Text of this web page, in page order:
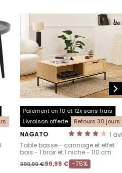
Paiement en 10 et 12x sans frais
Livraison offerte
Retours 30 jours
1
NAGATO
-
Table basse - cannage et effet
bois - 1 tiroir et 1 niche - 110 cm
399,99 €99,99 € -75%
